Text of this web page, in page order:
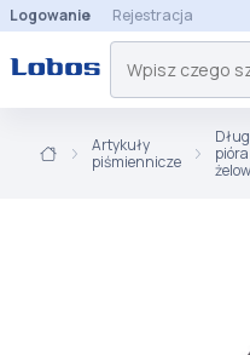
Logowanie Rejestracja
Artykuły
piśmiennicze
pióra